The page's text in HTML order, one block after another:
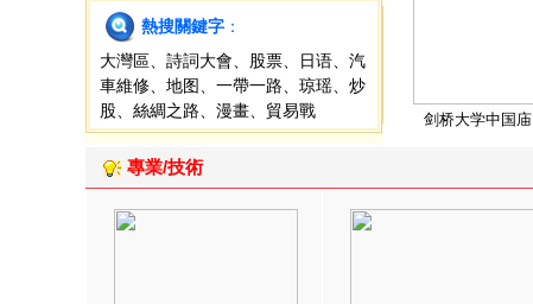
熱搜關鍵字 ：
大灣區
詩詞大會 股票 日语
汽
車維修
地图 一帶一路 琼瑶
炒
股
絲綢之路 漫畫 貿易戰 剑桥大学中国庙
專業/技術